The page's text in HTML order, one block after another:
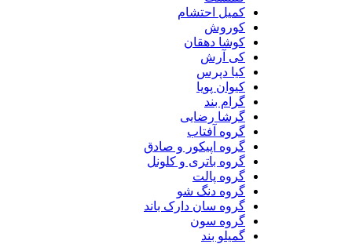
کمیل احتشام
کوروش
کوشا دهقان
کی آرش
کیا دپرس
کیوان پویا
گرام بند
گرشا رضایی
گروه آفتاب
گروه اپیکور و صادق
گروه باتری و کلونل
گروه پالت
گروه دنگ شو
گروه سان دارک باند
گروه سون
گمیلو بند